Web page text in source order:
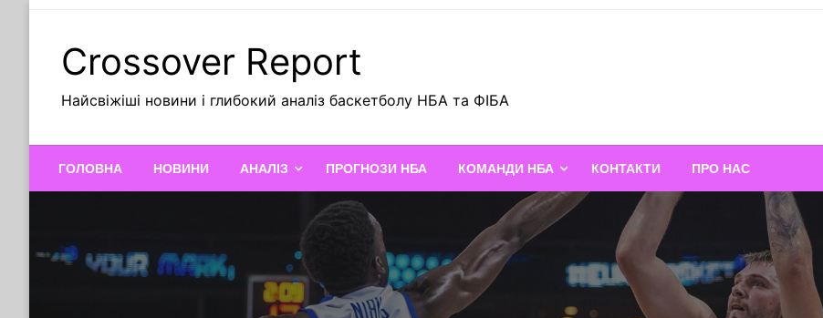
Crossover Report
Найсвіжіші новини і глибокий аналіз баскетболу НБА та ФІБА
ГОЛОВНА НОВИНИ АНАЛІЗ ПРОГНОЗИ НБА КОМАНДИ НБА КОНТАКТИ ПРО НАС